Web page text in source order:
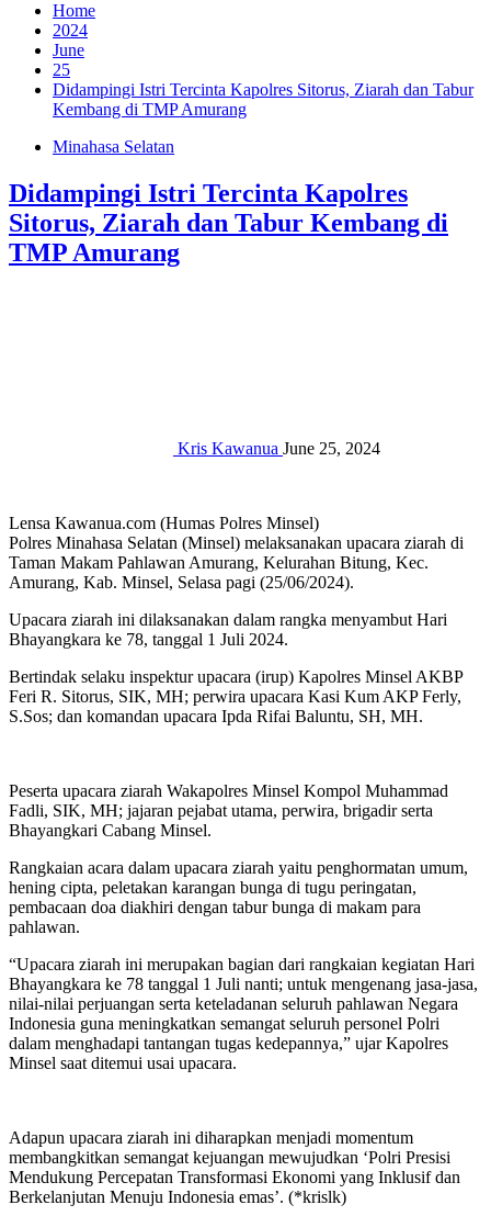
Home
2024
June
25
Didampingi Istri Tercinta Kapolres Sitorus, Ziarah dan Tabur
Kembang di TMP Amurang
Minahasa Selatan
Didampingi Istri Tercinta Kapolres
Sitorus, Ziarah dan Tabur Kembang di
TMP Amurang
Kris Kawanua June 25, 2024
Lensa Kawanua.com (Humas Polres Minsel)
Polres Minahasa Selatan (Minsel) melaksanakan upacara ziarah di
Taman Makam Pahlawan Amurang, Kelurahan Bitung, Kec.
Amurang, Kab. Minsel, Selasa pagi (25/06/2024).
Upacara ziarah ini dilaksanakan dalam rangka menyambut Hari
Bhayangkara ke 78, tanggal 1 Juli 2024.
Bertindak selaku inspektur upacara (irup) Kapolres Minsel AKBP
Feri R. Sitorus, SIK, MH; perwira upacara Kasi Kum AKP Ferly,
S.Sos; dan komandan upacara Ipda Rifai Baluntu, SH, MH.
Peserta upacara ziarah Wakapolres Minsel Kompol Muhammad
Fadli, SIK, MH; jajaran pejabat utama, perwira, brigadir serta
Bhayangkari Cabang Minsel.
Rangkaian acara dalam upacara ziarah yaitu penghormatan umum,
hening cipta, peletakan karangan bunga di tugu peringatan,
pembacaan doa diakhiri dengan tabur bunga di makam para
pahlawan.
“Upacara ziarah ini merupakan bagian dari rangkaian kegiatan Hari
Bhayangkara ke 78 tanggal 1 Juli nanti; untuk mengenang jasa-jasa,
nilai-nilai perjuangan serta keteladanan seluruh pahlawan Negara
Indonesia guna meningkatkan semangat seluruh personel Polri
dalam menghadapi tantangan tugas kedepannya,” ujar Kapolres
Minsel saat ditemui usai upacara.
Adapun upacara ziarah ini diharapkan menjadi momentum
membangkitkan semangat kejuangan mewujudkan ‘Polri Presisi
Mendukung Percepatan Transformasi Ekonomi yang Inklusif dan
Berkelanjutan Menuju Indonesia emas’. (*krislk)